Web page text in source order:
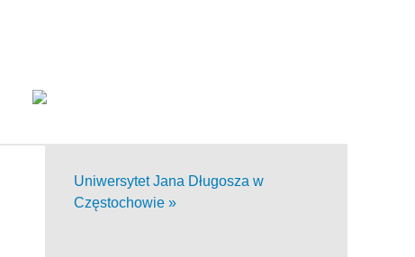
Uniwersytet Jana Długosza w
Częstochowie »